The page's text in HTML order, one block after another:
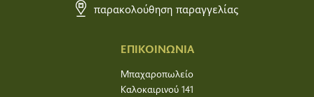
ΕΠΙΚΟΙΝΩΝΙΑ
Μπαχαροπωλείο
Καλοκαιρινού 141
παρακολούθηση παραγγελίας